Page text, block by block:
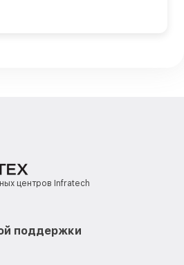
центров Infratech
поддержки